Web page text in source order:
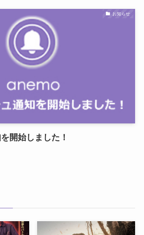
お知らせ
開始しました！